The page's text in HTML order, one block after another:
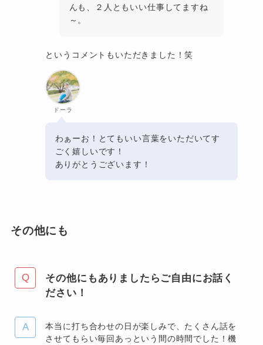
んも、２人ともいい仕事してますね
～。
というコメントもいただきました！笑
ドーラ
わぁーお！とてもいい言葉をいただいてす
ごく嬉しいです！
ありがとうございます！
その他にも
その他にもありましたらご自由にお話く
ださい！
本当に打ち合わせの日が楽しみで、たくさん話を
させてもらい毎回あっという間の時間でした！機